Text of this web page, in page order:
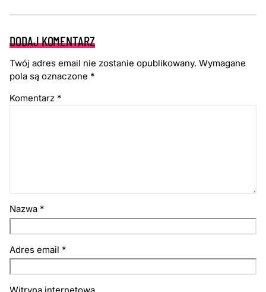
DODAJ KOMENTARZ
Twój adres email nie zostanie opublikowany. Wymagane
pola są oznaczone *
Komentarz *
Nazwa *
Adres email *